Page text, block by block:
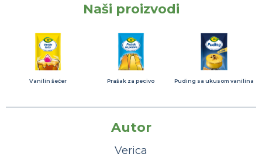
Naši proizvodi
Vanilin šećer Prašak za pecivo Puding sa ukusom vanilina
Autor
Verica